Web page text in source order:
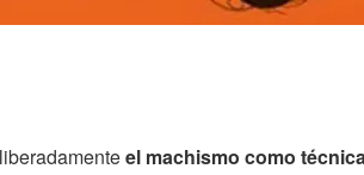
el machismo como